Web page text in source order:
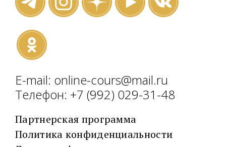
E-mail: online-cours@mail.ru
Телефон: +7 (992) 029-31-48
Партнерская программа
Политика конфиденциальности